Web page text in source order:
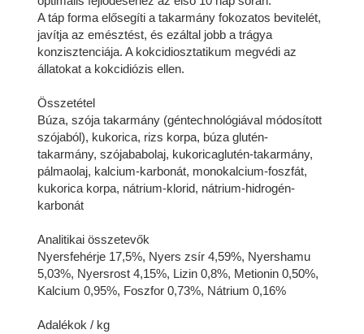
A táp forma elősegíti a takarmány fokozatos bevitelét,
javítja az emésztést, és ezáltal jobb a trágya
konzisztenciája. A kokcidiosztatikum megvédi az
állatokat a kokcidiózis ellen.
Összetétel
Búza, szója takarmány (géntechnológiával módosított
szójaból), kukorica, rizs korpa, búza glutén-
takarmány, szójababolaj, kukoricaglutén-takarmány,
pálmaolaj, kalcium-karbonát, monokalcium-foszfát,
kukorica korpa, nátrium-klorid, nátrium-hidrogén-
karbonát
Analitikai összetevők
Nyersfehérje 17,5%, Nyers zsír 4,59%, Nyershamu
5,03%, Nyersrost 4,15%, Lizin 0,8%, Metionin 0,50%,
Kalcium 0,95%, Foszfor 0,73%, Nátrium 0,16%
Adalékok / kg